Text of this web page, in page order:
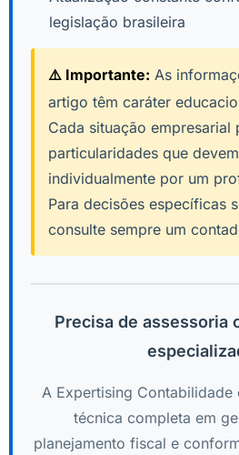
legislação brasileira
⚠️ Importante: As
artigo têm caráter
Cada situação empresarial
particularidades que
individualmente por um
Para decisões específicas
consulte sempre um
Precisa de assessoria
A Expertising
técnica completa em
planejamento fiscal e